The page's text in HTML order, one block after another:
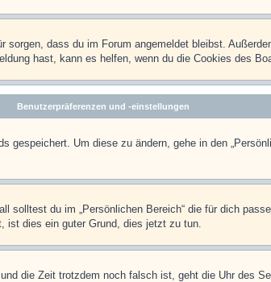
dass du im Forum angemeldet bleibst.
hast, kann es helfen, wenn du die Cookies des
Benutzerpräferenzen und -einstellungen
Um diese zu ändern, gehe in den
solltest du im „Persönlichen Bereich“ die für dich
ist dies ein guter Grund, dies jetzt zu tun.
die Zeit trotzdem noch falsch ist, geht die Uhr des